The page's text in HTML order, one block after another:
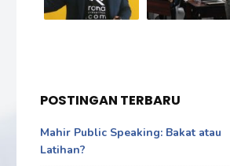
POSTINGAN TERBARU
Mahir Public Speaking: Bakat atau
Latihan?